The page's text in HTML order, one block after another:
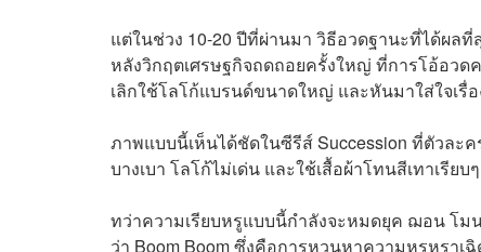
แต่ในช่วง 10-20 ปีที่ผ่านมา วิธีอวดฐานะที่ได้ผลที่
หลังวิกฤตเศรษฐกิจถดถอยครั้งใหญ่ ที่การโอ้อว
เลิกใช้โลโก้แบรนด์ขนาดใหญ่ และหันมาใส่ใจเรื่
ภาพแบบนี้เห็นได้ชัดในซีรีส์ Succession ที่ตัวละ
บางเบา โลโก้ไม่เด่น และใช้เสื้อผ้าโทนสีเทาเรียบๆ
ทว่าความเรียบหรูแบบนี้กำลังจะหมดยุค ฌอน โม
ว่า Boom Boom ซึ่งคือการหวนหาความหรูหราเ